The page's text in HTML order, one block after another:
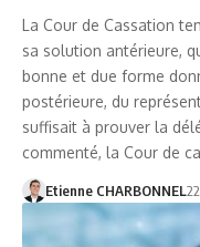
La Cour de Cassation
sa solution antérieure,
bonne et due forme
postérieure, du
suffisait à prouver la
commenté, la Cour de
Etienne CHARBONNEL